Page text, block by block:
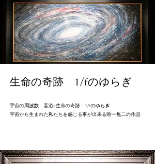
生命の奇跡 1/fのゆらぎ
宇宙の周波数 音浴×生命の奇跡 1/fのゆらぎ
宇宙から生まれた私たちを感じる事が出来る唯一無二​の作品